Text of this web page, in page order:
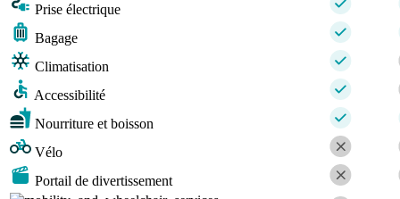
Prise électrique
Bagage
Climatisation
Accessibilité
Nourriture et boisson
Vélo
Portail de divertissement